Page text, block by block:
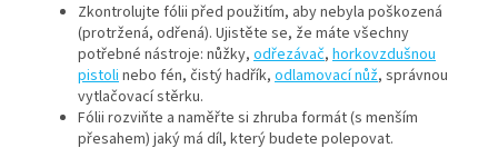
Zkontrolujte fólii před použitím, aby nebyla poškozená
(protržená, odřená). Ujistěte se, že máte všechny
potřebné nástroje: nůžky, odřezávač, horkovzdušnou
pistolinebo fén, čistý hadřík, odlamovací nůž, správnou
vytlačovací stěrku.
Fólii rozviňte a naměřte si zhruba formát (s menším
přesahem) jaký má díl, který budete polepovat.